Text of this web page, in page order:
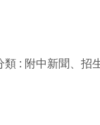
類 : 附中新聞、招